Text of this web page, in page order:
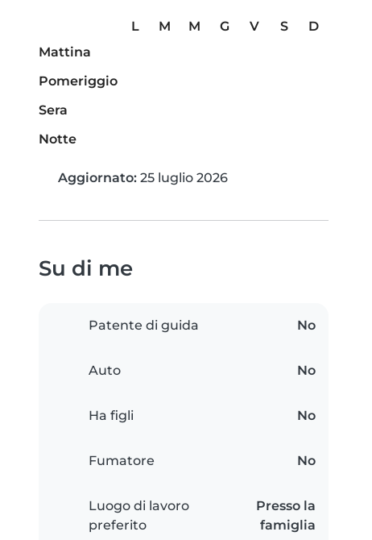
L M M G V S
D
Mattina
Pomeriggio
Sera
Notte
Aggiornato: 25 luglio 2026
Su di me
Patente di guida No
Auto No
Ha figli No
Fumatore No
Luogo di lavoro
preferito
Presso la
famiglia